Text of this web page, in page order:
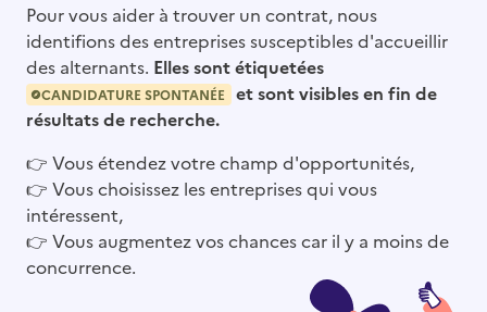
Pour vous aider à trouver un contrat, nous
identifions des entreprises susceptibles d'accueillir
des alternants. Elles sont étiquetées
CANDIDATURE SPONTANÉE
et sont visibles en fin de
résultats de recherche.
👉 Vous étendez votre champ d'opportunités,
👉 Vous choisissez les entreprises qui vous
intéressent,
👉 Vous augmentez vos chances car il y a moins de
concurrence.